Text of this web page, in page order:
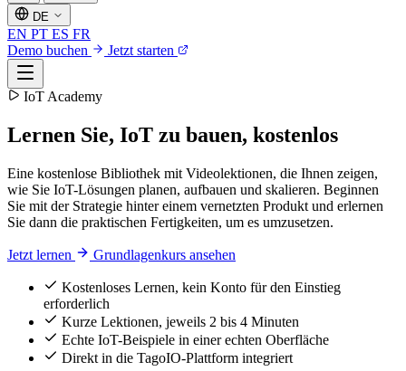
DE
EN PT ES FR
Demo buchen
Jetzt starten
IoT Academy
Lernen Sie, IoT zu bauen, kostenlos
Eine kostenlose Bibliothek mit Videolektionen, die Ihnen zeigen,
wie Sie IoT-Lösungen planen, aufbauen und skalieren. Beginnen
Sie mit der Strategie hinter einem vernetzten Produkt und erlernen
Sie dann die praktischen Fertigkeiten, um es umzusetzen.
Jetzt lernen Grundlagenkurs ansehen
Kostenloses Lernen, kein Konto für den Einstieg
erforderlich
Kurze Lektionen, jeweils 2 bis 4 Minuten
Echte IoT-Beispiele in einer echten Oberfläche
Direkt in die TagoIO-Plattform integriert